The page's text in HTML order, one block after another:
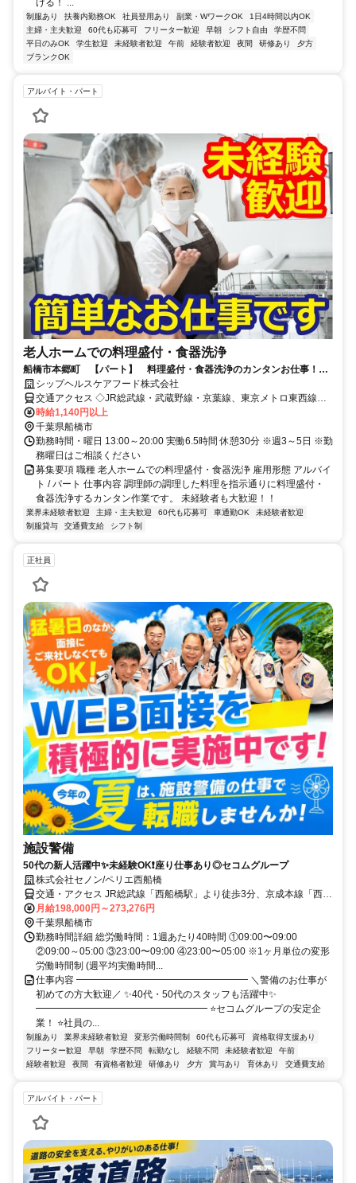
げる！ ...
制服あり 扶養内勤務OK 社員登用あり 副業・WワークOK
1日4時間以内OK
主婦・主夫歓迎
60代も応募可 フリーター歓迎 早朝 シフト自由
学歴不問
平日のみOK
学生歓迎 未経験者歓迎 午前 経験者歓迎 夜間 研修あり
夕方
ブランクOK
アルバイト・パート
老人ホームでの料理盛付・食器洗浄
船橋市本郷町 【パート】 料理盛付・食器洗浄のカンタンお仕事！■
昇給・賞与あり■交通費支給■車通勤可
シップヘルスケアフード株式会社
交通アクセス ◇JR総武線・武蔵野線・京葉線、東京メトロ東西線
「西船橋」駅から徒歩10分 ◇京葉道路原木インターチェンジより2分
時給1,140円以上
千葉県船橋市
勤務時間・曜日 13:00～20:00 実働6.5時間 休憩30分 ※週3～5日 ※勤
務曜日はご相談ください
募集要項 職種 老人ホームでの料理盛付・食器洗浄 雇用形態 アルバイ
ト / パート 仕事内容 調理師の調理した料理を指示通りに料理盛付・
食器洗浄するカンタン作業です。 未経験者も大歓迎！！
業界未経験者歓迎 主婦・主夫歓迎 60代も応募可 車通勤OK
未経験者歓迎
制服貸与
交通費支給 シフト制
正社員
施設警備
50代の新人活躍中✨未経験OK❗座り仕事あり◎セコムグループ
株式会社セノン/ペリエ西船橋
交通・アクセス JR総武線「西船橋駅」より徒歩3分、京成本線「西船
駅」より徒歩10分
月給198,000円～273,276円
千葉県船橋市
勤務時間詳細 総労働時間：1週あたり40時間 ①09:00〜09:00
②09:00～05:00 ③23:00〜09:00 ④23:00〜05:00 ※1ヶ月単位の変形
労働時間制 (週平均実働時間...
仕事内容 ━━━━━━━━━━━━━━━━━━ ＼警備のお仕事が
初めての方大歓迎／ ✨40代・50代のスタッフも活躍中✨
━━━━━━━━━━━━━━━━━━ ⭐セコムグループの安定企
業！ ⭐社員の...
制服あり 業界未経験者歓迎 変形労働時間制 60代も応募可
資格取得支援あり
フリーター歓迎
早朝 学歴不問 転勤なし 経験不問 未経験者歓迎
午前
経験者歓迎
夜間 有資格者歓迎 研修あり 夕方 賞与あり 育休あり 交通費支給
アルバイト・パート